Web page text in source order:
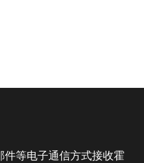
等电子通信方式接收霍